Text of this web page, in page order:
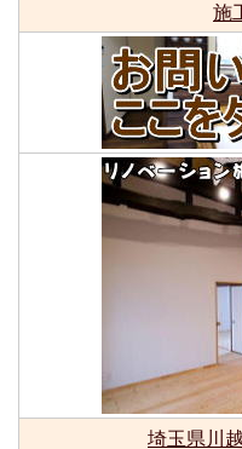
施
埼玉県川